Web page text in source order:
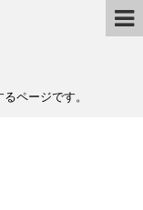
ページです。